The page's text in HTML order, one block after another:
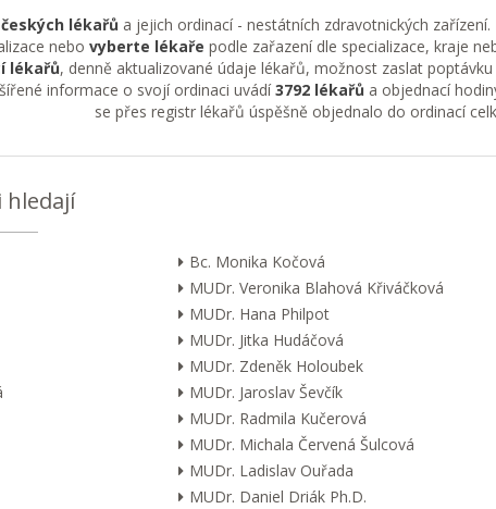
lékařů a jejich ordinací - nestátních zdravotnických
nebo vyberte lékaře podle zařazení dle specializace, kraje
lékařů, denně aktualizované údaje lékařů, možnost zaslat
informace o svojí ordinaci uvádí3792 lékařů a objednací
se přes registr lékařů úspěšně objednalo do ordinací
hledají
Bc. Monika Kočová
MUDr. Veronika Blahová Křiváčková
MUDr. Hana Philpot
MUDr. Jitka Hudáčová
MUDr. Zdeněk Holoubek
MUDr. Jaroslav Ševčík
MUDr. Radmila Kučerová
MUDr. Michala Červená Šulcová
MUDr. Ladislav Ouřada
MUDr. Daniel Driák Ph.D.